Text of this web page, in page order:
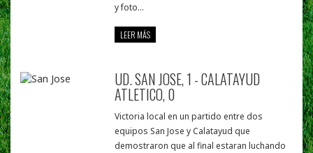
y foto...
LEER MÁS
UD. SAN JOSE, 1 - CALATAYUD
ATLETICO, 0
Victoria local en un partido entre dos
equipos San Jose y Calatayud que
demostraron que al final estaran luchando